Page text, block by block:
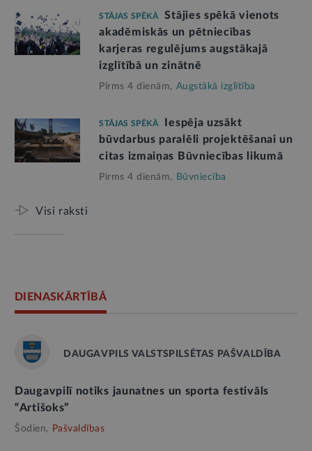
STĀJAS SPĒKĀ
Stājies spēkā vienots
akadēmiskās un pētniecības
karjeras regulējums augstākajā
izglītībā un zinātnē
Pirms 4 dienām, Augstākā izglītība
STĀJAS SPĒKĀ
Iespēja uzsākt
būvdarbus paralēli projektēšanai un
citas izmaiņas Būvniecības likumā
Pirms 4 dienām, Būvniecība
Visi raksti
DIENASKĀRTĪBĀ
DAUGAVPILS VALSTSPILSĒTAS PAŠVALDĪBA
Daugavpilī notiks jaunatnes un sporta festivāls
“Artišoks”
Šodien, Pašvaldības